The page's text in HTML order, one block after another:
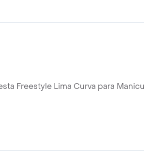
Freestyle Lima Curva para